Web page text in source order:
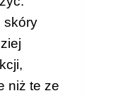
skóry
niż te ze